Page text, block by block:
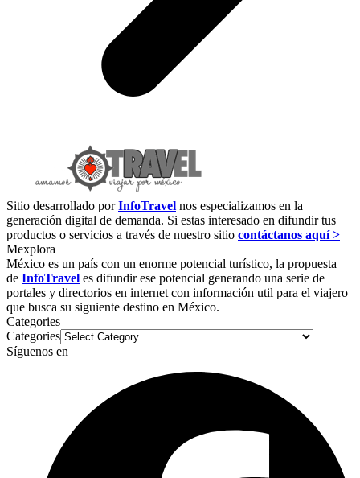
Sitio desarrollado porInfoTravel nos especializamos en la
generación digital de demanda. Si estas interesado en difundir tus
productos o servicios a través de nuestro sitio contáctanos aquí >
Mexplora
México es un país con un enorme potencial turístico, la propuesta
de InfoTravel es difundir ese potencial generando una serie de
portales y directorios en internet con información util para el viajero
que busca su siguiente destino en México.
Categories
Categories
Síguenos en